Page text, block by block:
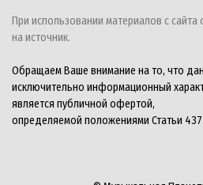
При использовании материалов с
на источник.
Обращаем Ваше внимание на то, что
исключительно информационный
является публичной офертой,
определяемой положениями Статьи